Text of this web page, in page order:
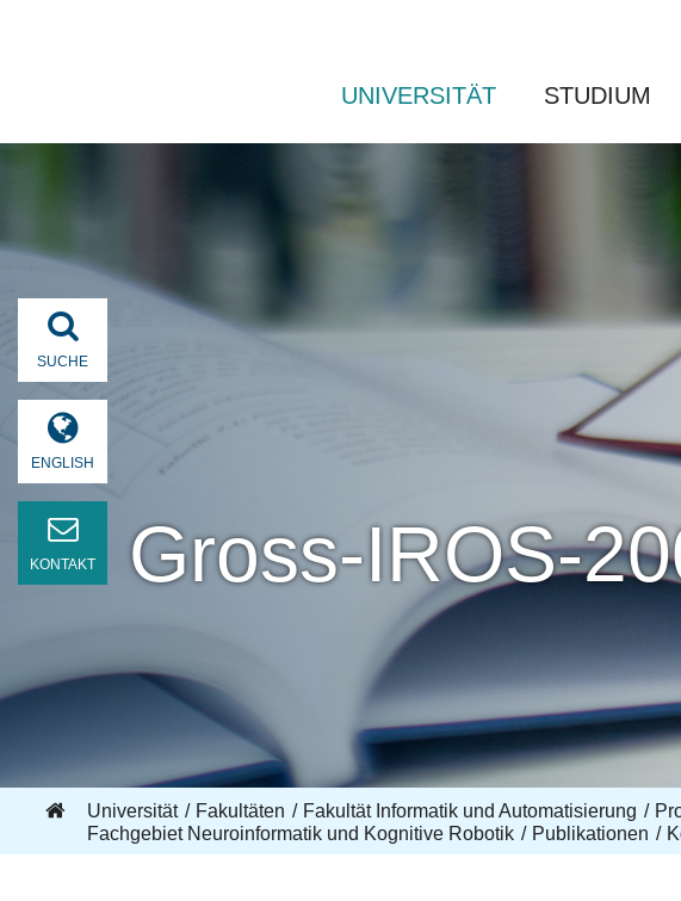
UNIVERSITÄT STUDIUM
SUCHE
ENGLISH
KONTAKT Gross-IROS-
Universität Fakultäten Fakultät Informatik und Automatisierung
Fachgebiet Neuroinformatik und Kognitive Robotik
Publikationen